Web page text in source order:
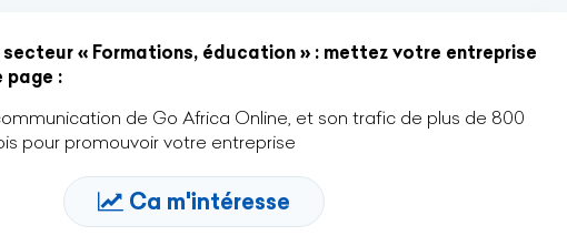
« Formations, éducation » : mettez votre entreprise
page :
de Go Africa Online, et son trafic de plus de 800
pour promouvoir votre entreprise
Ca m'intéresse